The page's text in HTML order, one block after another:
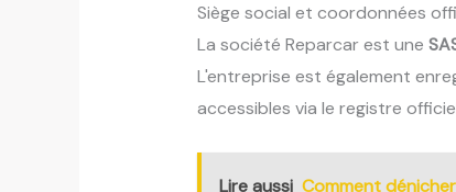
Siège social et coordonnées
La société Reparcar est une
L'entreprise est également
accessibles via le registre
Lire aussi Comment